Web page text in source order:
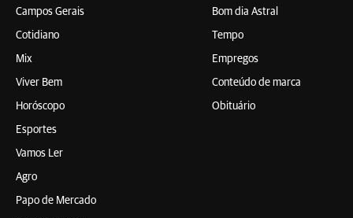
Campos Gerais
Cotidiano
Mix
Viver Bem
Horóscopo
Esportes
Vamos Ler
Agro
Papo de Mercado
Bom dia Astral
Tempo
Empregos
Conteúdo de marca
Obituário